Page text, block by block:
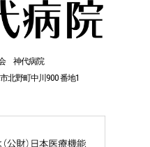
神代病院
北野町中川900 番地1